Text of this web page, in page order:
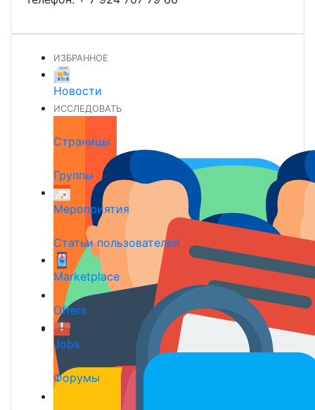
ИЗБРАННОЕ
Новости
ИССЛЕДОВАТЬ
Страницы
Группы
Мероприятия
Статьи пользователей
Marketplace
Offers
Jobs
Форумы